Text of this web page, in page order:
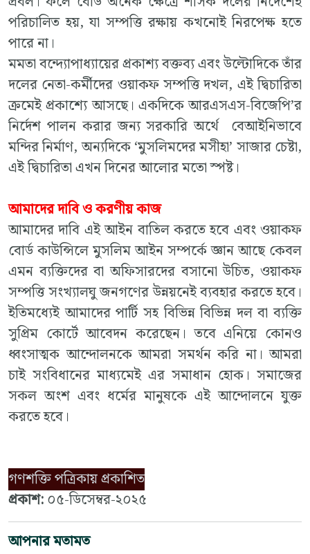
পরিচালিত হয়, যা সম্পত্তি রক্ষায় কখনোই নিরপেক্ষ হতে
পারে না।
মমতা বন্দ্যোপাধ্যায়ের প্রকাশ্য বক্তব্য এবং উল্টোদিকে তাঁর
দলের নেতা-কর্মীদের ওয়াকফ সম্পত্তি দখল, এই দ্বিচারিতা
ক্রমেই প্রকাশ্যে আসছে। একদিকে আরএসএস-বিজেপি’র
নির্দেশ পালন করার জন্য সরকারি অর্থে বেআইনিভাবে
মন্দির নির্মাণ, অন্যদিকে ‘মুসলিমদের মসীহা’ সাজার চেষ্টা,
এই দ্বিচারিতা এখন দিনের আলোর মতো স্পষ্ট।
আমাদের দাবি ও করণীয় কাজ
আমাদের দাবি এই আইন বাতিল করতে হবে এবং ওয়াকফ
বোর্ড কাউন্সিলে মুসলিম আইন সম্পর্কে জ্ঞান আছে কেবল
এমন ব্যক্তিদের বা অফিসারদের বসানো উচিত, ওয়াকফ
সম্পত্তি সংখ্যালঘু জনগণের উন্নয়নেই ব্যবহার করতে হবে।
ইতিমধ্যেই আমাদের পার্টি সহ বিভিন্ন বিভিন্ন দল বা ব্যক্তি
সুপ্রিম কোর্টে আবেদন করেছেন। তবে এনিয়ে কোনও
ধ্বংসাত্মক আন্দোলনকে আমরা সমর্থন করি না। আমরা
চাই সংবিধানের মাধ্যমেই এর সমাধান হোক। সমাজের
সকল অংশ এবং ধর্মের মানুষকে এই আন্দোলনে যুক্ত
করতে হবে।
গণশক্তি পত্রিকায় প্রকাশিত
প্রকাশ:০৫-ডিসেম্বর-২০২৫
আপনার মতামত